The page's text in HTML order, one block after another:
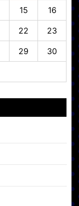
15 16
22 23
29 30